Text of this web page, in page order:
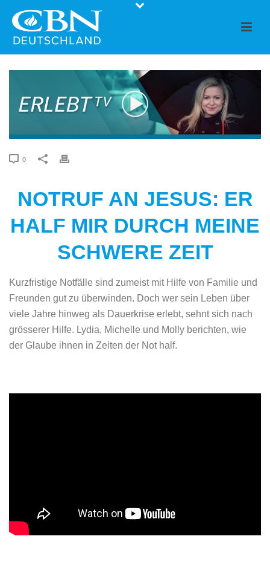
0
NOTRUF AN JESUS: ER
HALF MIR DURCH MEINE
SCHWERE ZEIT
Kurzfristige Notfälle sind zumeist mit Hilfe von Familie und
Freunden gut zu überwinden. Doch wer sein Leben über
viele Jahre hinweg als Dauerkrise erlebt, sehnt sich nach
grösserer Hilfe. Lydia, Michelle und Molly berichten, wie
der Glaube ihnen in Zeiten der Not half.